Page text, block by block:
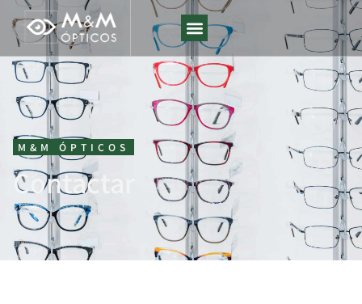
M&M ÓPTICOS
Contactar